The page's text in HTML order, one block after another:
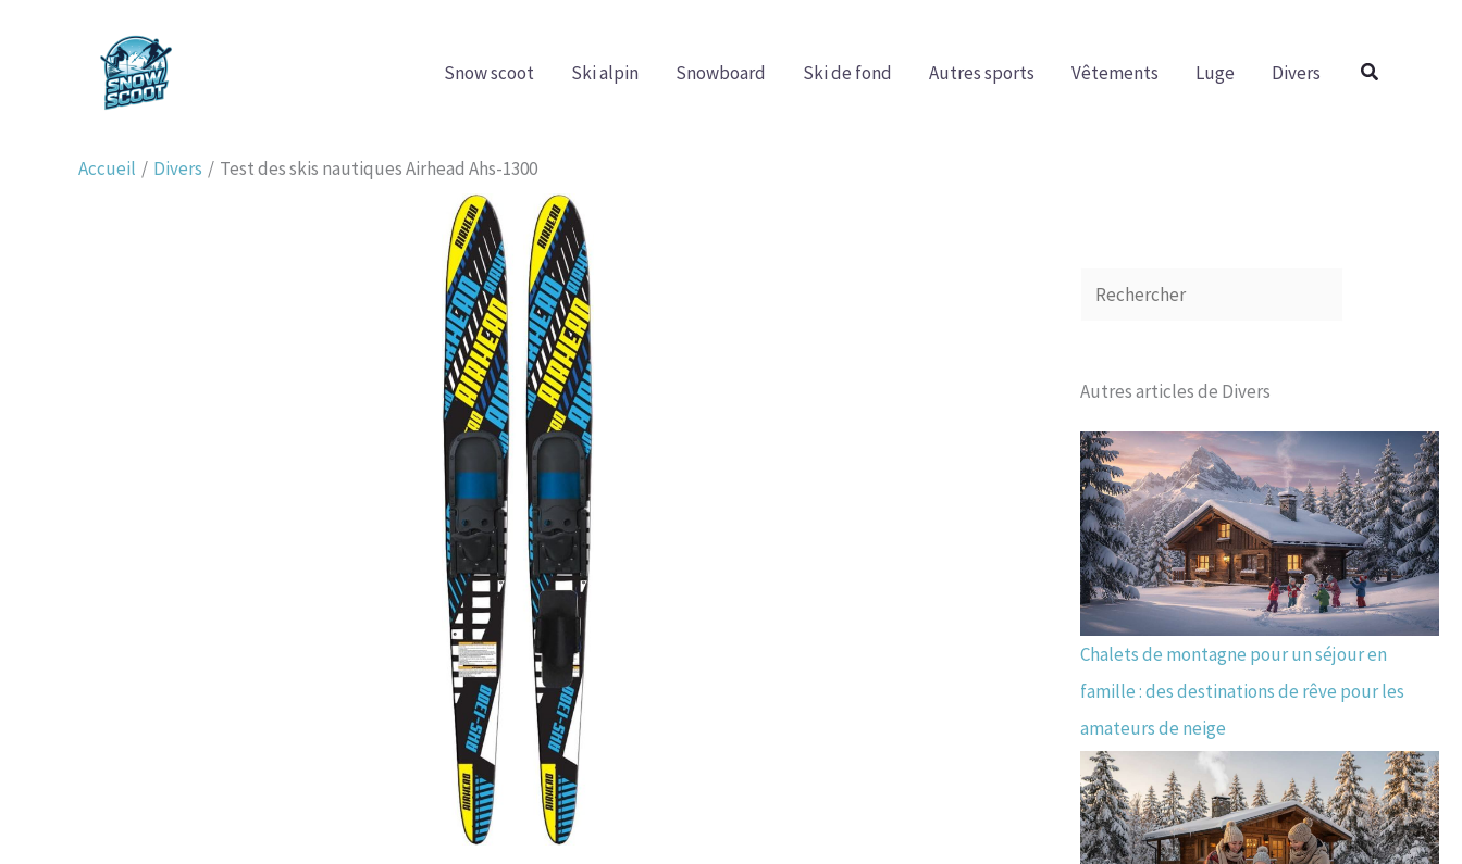
Snow scoot Ski alpin Snowboard Ski de fond Autres sports Vêtements Luge Divers Rechercher
Accueil Divers Test des skis nautiques Airhead Ahs-1300
Autres articles de Divers
Chalets de montagne pour un séjour en
famille : des destinations de rêve pour les
amateurs de neige